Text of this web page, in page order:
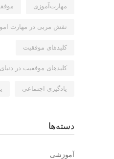
مهارت‌آموزی
نقش مربی در مهارت
کلیدهای موفقیت
کلیدهای موفقیت در
یادگیری اجتماعی
دسته‌ها
آموزشی